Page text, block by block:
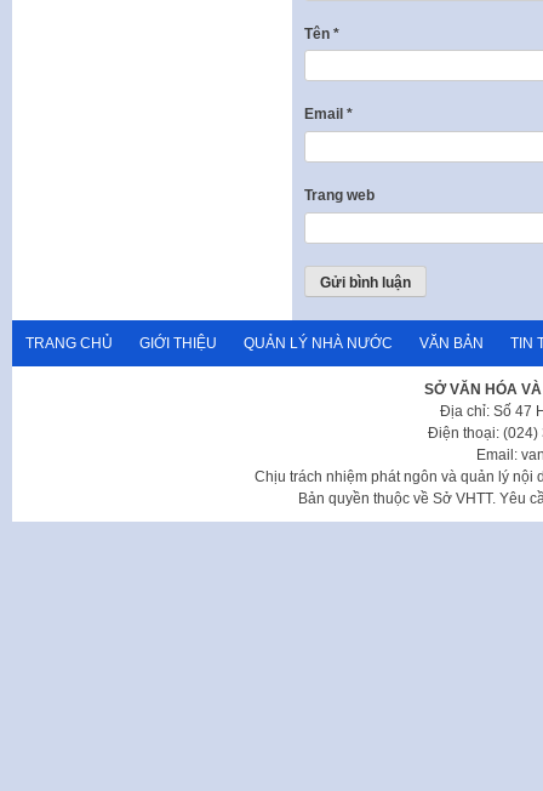
Tên *
Email *
Trang web
TRANG CHỦ GIỚI THIỆU QUẢN LÝ NHÀ NƯỚC VĂN BẢN TIN
SỞ VĂN HÓA
Địa chỉ: Số 47
Điện thoại: (024)
Email:
Chịu trách nhiệm phát ngôn và quản lý nội
Bản quyền thuộc về Sở VHTT. Yêu